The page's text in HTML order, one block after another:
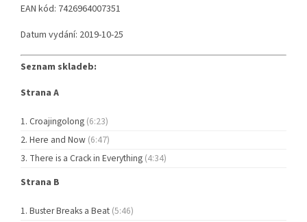
EAN kód: 7426964007351
Datum vydání: 2019-10-25
Seznam skladeb:
Strana A
Croajingolong (6:23)
Here and Now (6:47)
There is a Crack in Everything (4:34)
Strana B
Buster Breaks a Beat (5:46)